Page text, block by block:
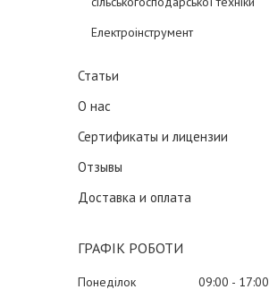
Електроінструмент
Статьи
О нас
Сертификаты и лицензии
Отзывы
Доставка и оплата
ГРАФІК РОБОТИ
Понеділок 09:00
17:00